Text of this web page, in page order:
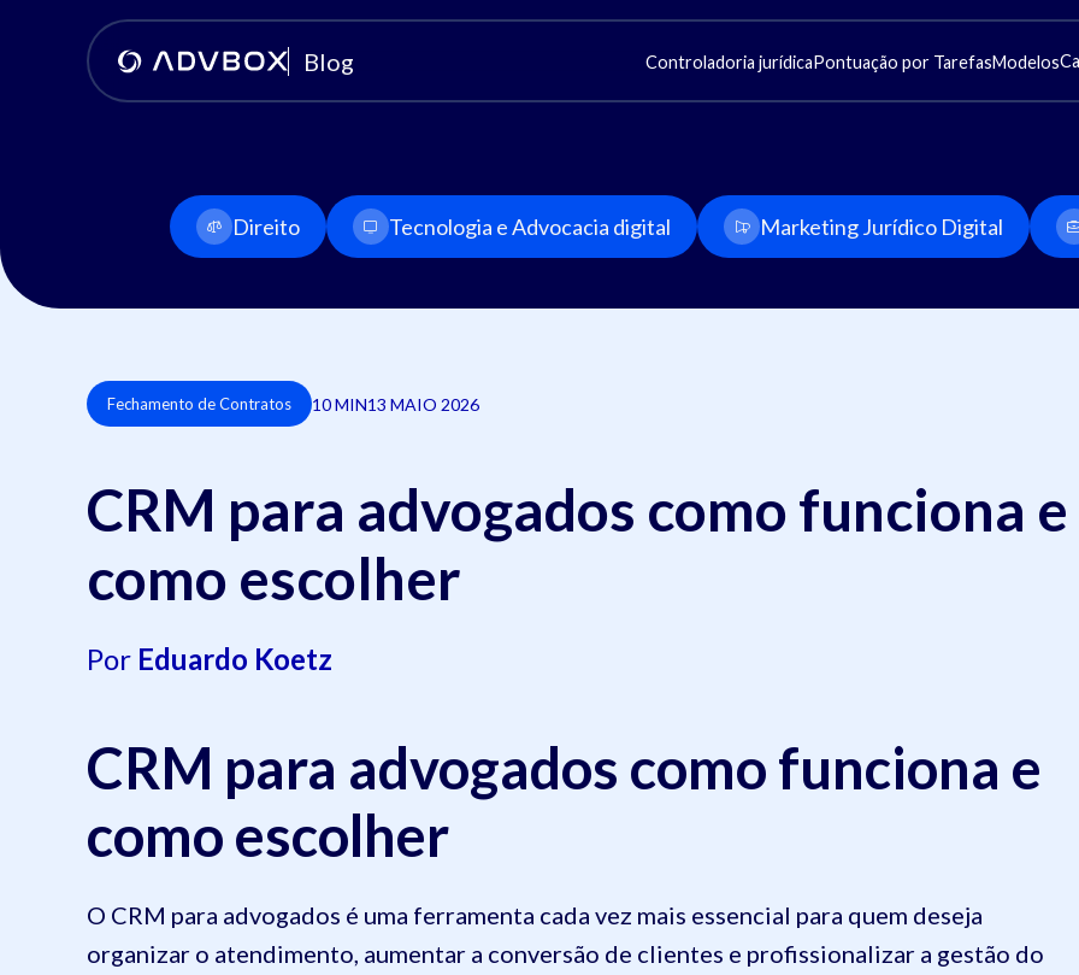
Blog Controladoria jurídicaPontuação por TarefasModelos
Direito Tecnologia e Advocacia digital Marketing Jurídico Digital
Fechamento de Contratos 10 MIN13 MAIO 2026
CRM para advogados como funciona e
como escolher
Por Eduardo Koetz
CRM para advogados como funciona e
como escolher
O CRM para advogados é uma ferramenta cada vez mais essencial para quem deseja
organizar o atendimento, aumentar a conversão de clientes e profissionalizar a gestão do